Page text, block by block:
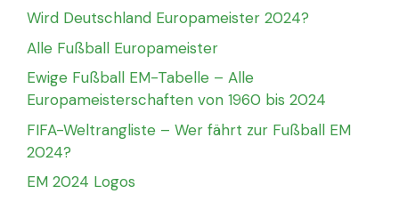
Wird Deutschland Europameister 2024?
Alle Fußball Europameister
Ewige Fußball EM-Tabelle – Alle
Europameisterschaften von 1960 bis 2024
FIFA-Weltrangliste – Wer fährt zur Fußball EM
2024?
EM 2024 Logos